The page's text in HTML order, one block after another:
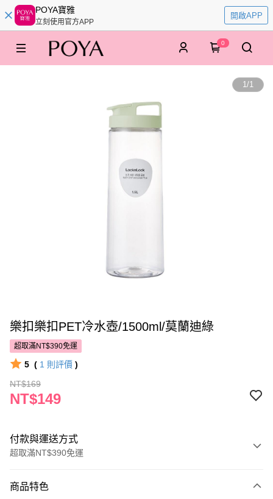
POYA寶雅
立刻使用官方APP
開啟APP
0
1/1
樂扣樂扣PET冷水壺/1500ml/莫蘭迪綠
超取滿NT$390免運
5 ( 1 則評價 )
NT$169
NT$149
付款與運送方式
超取滿NT$390免運
POYA支付
商品特色